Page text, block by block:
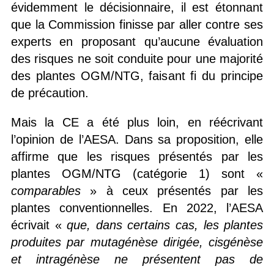
évidemment le décisionnaire, il est étonnant
que la Commission finisse par aller contre ses
experts en proposant qu’aucune évaluation
des risques ne soit conduite pour une majorité
des plantes OGM/NTG, faisant fi du principe
de précaution.
Mais la CE a été plus loin, en réécrivant
l’opinion de l’AESA. Dans sa proposition, elle
affirme que les risques présentés par les
plantes OGM/NTG (catégorie 1) sont «
comparables» à ceux présentés par les
plantes conventionnelles. En 2022, l’AESA
écrivait «que, dans certains cas, les plantes
produites par mutagénèse dirigée, cisgénèse
et intragénèse ne présententpas de